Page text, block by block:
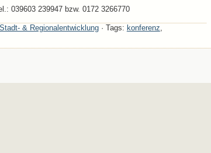
039603 239947 bzw. 0172 3266770
Stadt- & Regionalentwicklung· Tags: konferenz,